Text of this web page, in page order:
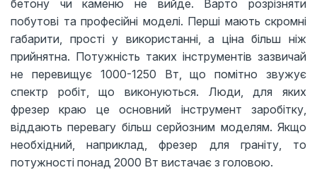
бетону чи каменю не вийде. Варто розрізняти
побутові та професійні моделі. Перші мають скромні
габарити, прості у використанні, а ціна більш ніж
прийнятна. Потужність таких інструментів зазвичай
не перевищує 1000-1250 Вт, що помітно звужує
спектр робіт, що виконуються. Люди, для яких
фрезер краю це основний інструмент заробітку,
віддають перевагу більш серйозним моделям. Якщо
необхідний, наприклад, фрезер для граніту, то
потужності понад 2000 Вт вистачає з головою.